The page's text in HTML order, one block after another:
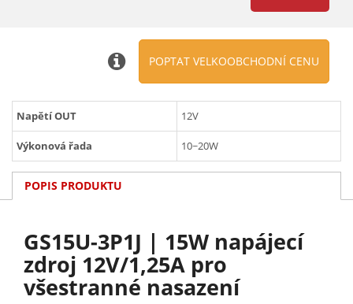
POPTAT VELKOOBCHODNÍ CENU
Napětí OUT 12V
Výkonová řada 10~20W
POPIS PRODUKTU
GS15U-3P1J | 15W napájecí
zdroj 12V/1,25A pro
všestranné nasazení